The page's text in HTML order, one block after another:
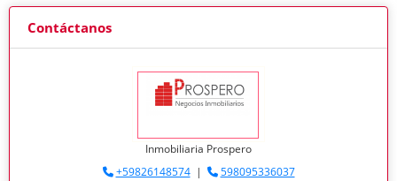
Contáctanos
Inmobiliaria Prospero
+59826148574|
598095336037